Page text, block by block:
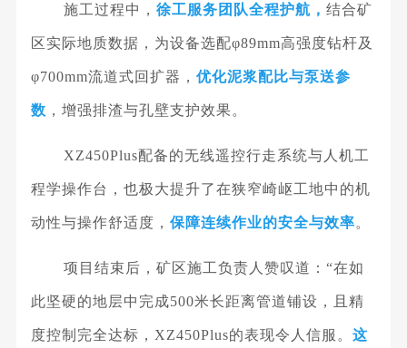
施工过程中， 徐工服务团队全程护航， 结合矿
区实际地质数据，为设备选配φ89mm高强度钻杆及
φ700mm流道式回扩器， 优化泥浆配比与泵送参
数 ，增强排渣与孔壁支护效果。
XZ450Plus配备的无线遥控行走系统与人机工
程学操作台，也极大提升了在狭窄崎岖工地中的机
动性与操作舒适度， 保障连续作业的安全与效率。
项目结束后，矿区施工负责人赞叹道： “在如
此坚硬的地层中完成500米长距离管道铺设，且精
度控制完全达标，XZ450Plus的表现令人信服。 这